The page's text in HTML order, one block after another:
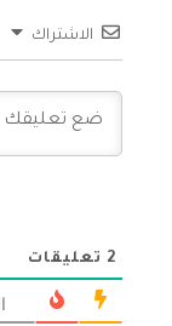
الاشتراك
2 تعليقات